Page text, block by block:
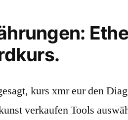
kurs xmr eur den
verkaufen Tools